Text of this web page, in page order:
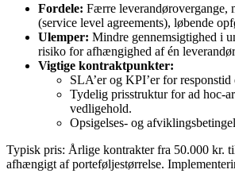
Fordele: Færre leverandørovergange,
(service level agreements), løbende
Ulemper: Mindre gennemsigtighed i
risiko for afhængighed af én
Vigtige kontraktpunkter:
SLA’er og KPI’er for
Tydelig prisstruktur for ad hoc-
vedligehold.
Opsigelses- og
Typisk pris: Årlige kontrakter fra 50.000 kr.
afhængigt af porteføljestørrelse.